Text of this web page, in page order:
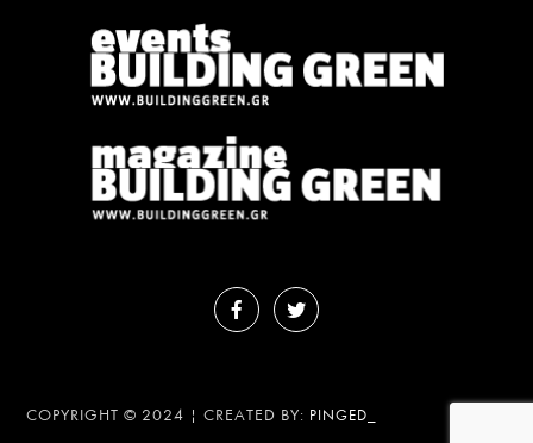
COPYRIGHT © 2024 | CREATED BY: PINGED_